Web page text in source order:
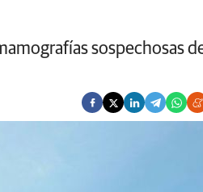
sospechosas